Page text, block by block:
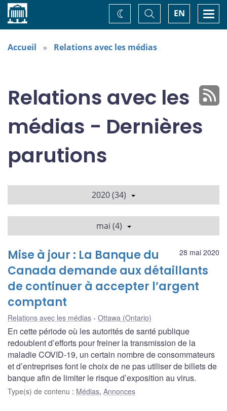
Accueil EN
Basculer
la
recherche
Changez
de
thème
Accueil Relations avec les médias
Relations avec les
médias - Dernières
parutions
2020 (34)
mai (4)
28 mai 2020
Mise à jour : La Banque du
Canada demande aux détaillants
de continuer à accepter l’argent
comptant
Relations avec les médias Ottawa (Ontario)
En cette période où les autorités de santé publique
redoublent d’efforts pour freiner la transmission de la
maladie COVID-19, un certain nombre de consommateurs
et d’entreprises font le choix de ne pas utiliser de billets de
banque afin de limiter le risque d’exposition au virus.
Type(s) de contenu : Médias, Annonces